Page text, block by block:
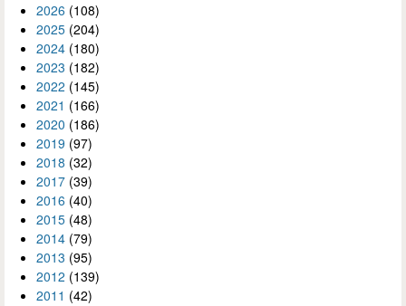
2026 (108)
2025 (204)
2024 (180)
2023 (182)
2022 (145)
2021 (166)
2020 (186)
2019 (97)
2018 (32)
2017 (39)
2016 (40)
2015 (48)
2014 (79)
2013 (95)
2012 (139)
2011 (42)